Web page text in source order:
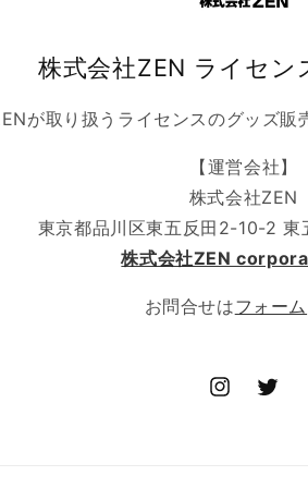
株式会社ZEN ライセン
が取り扱うライセンスのグッズ販
【運営会社】
株式会社ZEN
東京都品川区東五反田2-10-2 東
株式会社ZEN
お問合せはフォーム
InstagramTwitter